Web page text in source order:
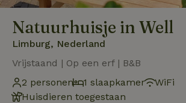
Natuurhuisje in Well
Limburg, Nederland
Vrijstaand | Op een erf | B&B
2 personen
1 slaapkamer
WiFi
Huisdieren toegestaan